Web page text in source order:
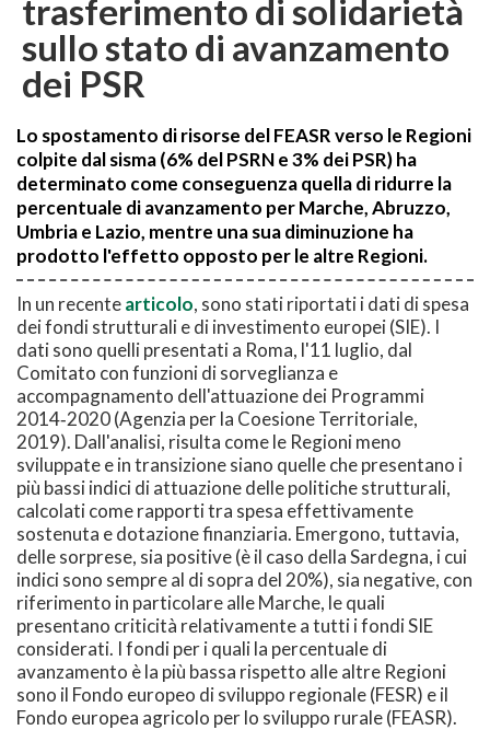
trasferimento di solidarietà
sullo stato di avanzamento
dei PSR
Lo spostamento di risorse del FEASR verso le Regioni
colpite dal sisma (6% del PSRN e 3% dei PSR) ha
determinato come conseguenza quella di ridurre la
percentuale di avanzamento per Marche, Abruzzo,
Umbria e Lazio, mentre una sua diminuzione ha
prodotto l'effetto opposto per le altre Regioni.
In un recentearticolo, sono stati riportati i dati di spesa
dei fondi strutturali e di investimento europei (SIE). I
dati sono quelli presentati a Roma, l'11 luglio, dal
Comitato con funzioni di sorveglianza e
accompagnamento dell'attuazione dei Programmi
2014‐2020 (Agenzia per la Coesione Territoriale,
2019). Dall'analisi, risulta come le Regioni meno
sviluppate e in transizione siano quelle che presentano i
più bassi indici di attuazione delle politiche strutturali,
calcolati come rapporti tra spesa effettivamente
sostenuta e dotazione finanziaria. Emergono, tuttavia,
delle sorprese, sia positive (è il caso della Sardegna, i cui
indici sono sempre al di sopra del 20%), sia negative, con
riferimento in particolare alle Marche, le quali
presentano criticità relativamente a tutti i fondi SIE
considerati. I fondi per i quali la percentuale di
avanzamento è la più bassa rispetto alle altre Regioni
sono il Fondo europeo di sviluppo regionale (FESR) e il
Fondo europea agricolo per lo sviluppo rurale (FEASR).